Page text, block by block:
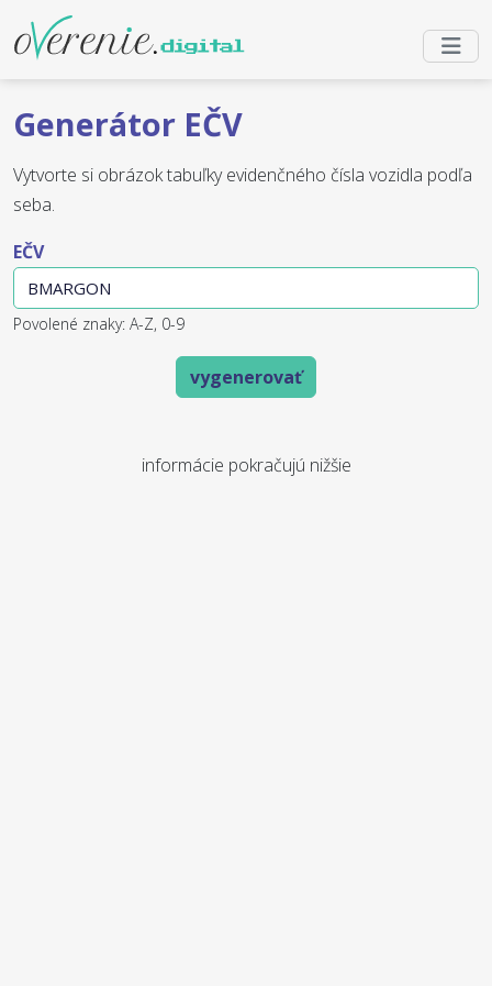
Generátor EČV
Vytvorte si obrázok tabuľky evidenčného čísla vozidla podľa
seba.
EČV
Povolené znaky: A-Z, 0-9
vygenerovať
informácie pokračujú nižšie